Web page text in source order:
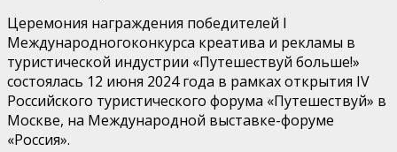
Церемония награждения победителей I
Международногоконкурса креатива и рекламы в
туристической индустрии «Путешествуй больше!»
состоялась 12 июня 2024 года в рамках открытия IV
Российского туристического форума «Путешествуй» в
Москве, на Международной выставке-форуме
«Россия».